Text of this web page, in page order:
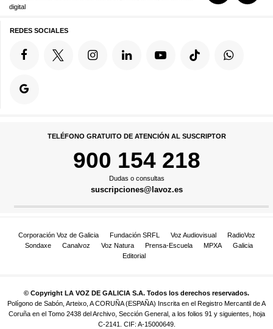
digital
REDES SOCIALES
TELÉFONO GRATUITO DE ATENCIÓN AL SUSCRIPTOR
900 154 218
Dudas o consultas
suscripciones@lavoz.es
Corporación Voz de Galicia Fundación SRFL Voz Audiovisual
RadioVoz
Sondaxe
Canalvoz Voz Natura Prensa-Escuela MPXA
Galicia
Editorial
© Copyright LA VOZ DE GALICIA S.A. Todos los derechos reservados.
Polígono de Sabón, Arteixo, A CORUÑA (ESPAÑA) Inscrita en el Registro Mercantil de A
Coruña en el Tomo 2438 del Archivo, Sección General, a los folios 91 y siguientes, hoja
C-2141. CIF: A-15000649.